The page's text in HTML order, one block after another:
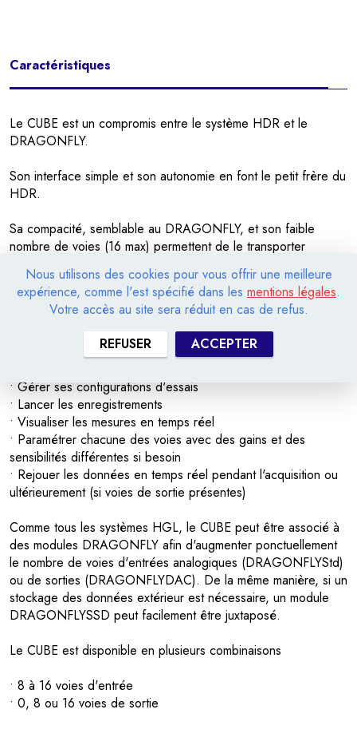
Nous utilisons des cookies pour vous offrir une meilleure
expérience, comme l'est spécifié dans les mentions légales.
Votre accès au site sera réduit en cas de refus.
REFUSER
ACCEPTER
Caractéristiques
Le CUBE est un compromis entre le système HDR et le
DRAGONFLY.
Son interface simple et son autonomie en font le petit frère du
HDR.
Sa compacité, semblable au DRAGONFLY, et son faible
nombre de voies (16 max) permettent de le transporter
facilement pour vos mesures itinérantes.
Il remplace aisément vos anciens enregistreurs Sony PC104
mais utilise un stockage de données sur disque uniquement.
Totalement indépendant, il permet de :
• Gérer ses configurations d'essais
• Lancer les enregistrements
• Visualiser les mesures en temps réel
• Paramétrer chacune des voies avec des gains et des
sensibilités différentes si besoin
• Rejouer les données en temps réel pendant l'acquisition ou
ultérieurement (si voies de sortie présentes)
Comme tous les systèmes HGL, le CUBE peut être associé à
des modules DRAGONFLY afin d'augmenter ponctuellement
le nombre de voies d'entrées analogiques (DRAGONFLYStd)
ou de sorties (DRAGONFLYDAC). De la même manière, si un
stockage des données extérieur est nécessaire, un module
DRAGONFLYSSD peut facilement être juxtaposé.
Le CUBE est disponible en plusieurs combinaisons
• 8 à 16 voies d'entrée
• 0, 8 ou 16 voies de sortie